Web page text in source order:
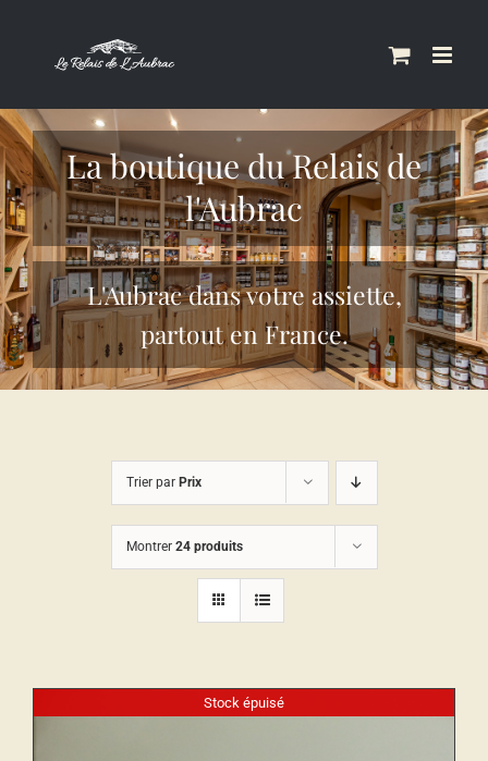
La boutique du Relais de
l'Aubrac
L'Aubrac dans votre assiette,
partout en France.
Trier par Prix
Montrer 24 produits
Stock épuisé